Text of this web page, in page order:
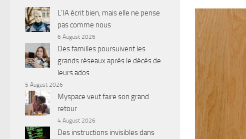
L’IA écrit bien, mais elle ne pense
pas comme nous
6 August 2026
Des familles poursuivent les
grands réseaux après le décès de
leurs ados
5 August 2026
Myspace veut faire son grand
retour
4 August 2026
Des instructions invisibles dans